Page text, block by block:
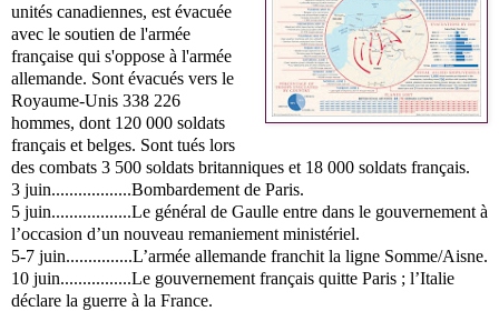
unités canadiennes, est évacuée
avec le soutien de l'armée
française qui s'oppose à l'armée
allemande. Sont évacués vers le
Royaume-Unis 338 226
hommes, dont 120 000 soldats
français et belges. Sont tués lors
des combats 3 500 soldats britanniques et 18 000 soldats français.
3 juin..................Bombardement de Paris.
5 juin..................Le général de Gaulle entre dans le gouvernement à
l’occasion d’un nouveau remaniement ministériel.
5-7 juin...............L’armée allemande franchit la ligne Somme/Aisne.
10 juin................Le gouvernement français quitte Paris ; l’Italie
déclare la guerre à la France.